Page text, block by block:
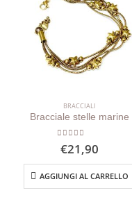
BRACCIALI
Bracciale stelle marine
out of 5
€21,90
AGGIUNGI AL CARRELLO